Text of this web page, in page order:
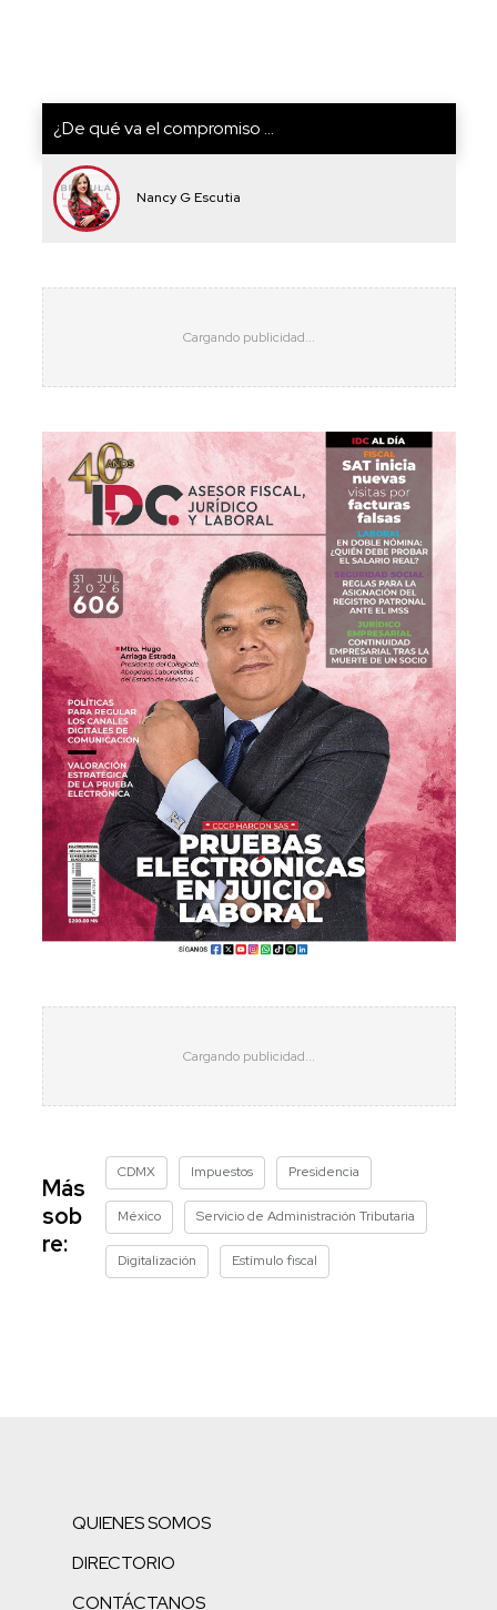
¿De qué va el compromiso ...
Nancy G Escutia
Más
sob
re:
CDMX Impuestos Presidencia
México Servicio de Administración Tributaria
Digitalización Estímulo fiscal
QUIENES SOMOS
DIRECTORIO
CONTÁCTANOS